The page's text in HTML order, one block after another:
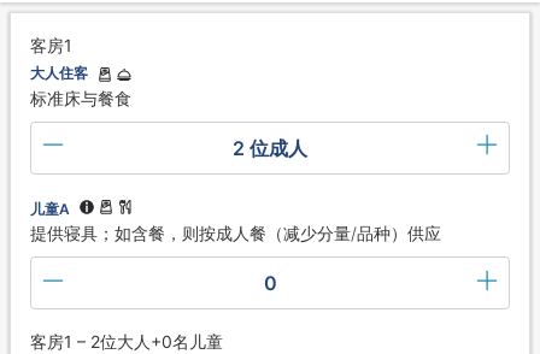
客房1
大人住客
标准床与餐食
2 位成人
儿童A
提供寝具；如含餐，则按成人餐（减少分量/品种）供应
0
客房1 – 2位大人+0名儿童